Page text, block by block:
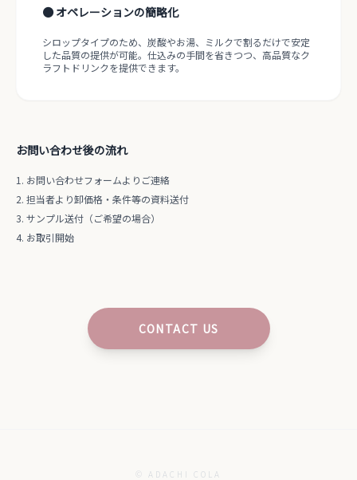
● オペレーションの簡略化
シロップタイプのため、炭酸やお湯、ミルクで割るだけで安定
した品質の提供が可能。仕込みの手間を省きつつ、高品質なク
ラフトドリンクを提供できます。
お問い合わせ後の流れ
お問い合わせフォームよりご連絡
担当者より卸価格・条件等の資料送付
サンプル送付（ご希望の場合）
お取引開始
CONTACT US
© ADACHI COLA